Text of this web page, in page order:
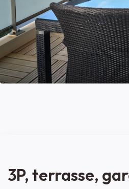
3P, terrasse,